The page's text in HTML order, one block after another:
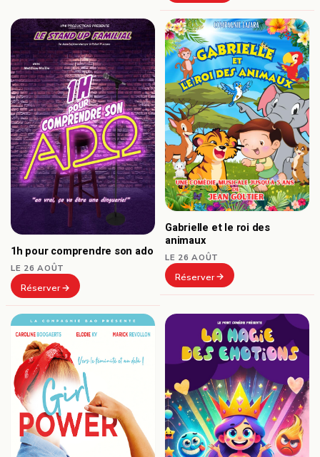
1h pour comprendre son ado
LE 26 AOÛT
Réserver
Gabrielle et le roi des
animaux
LE 26 AOÛT
Réserver